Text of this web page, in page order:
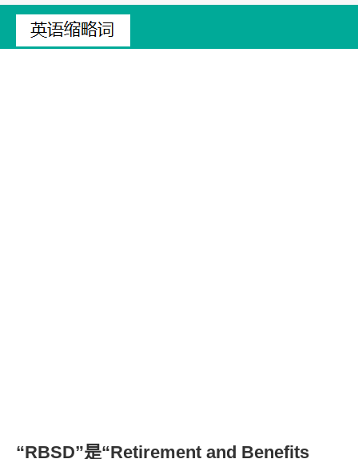
“RBSD”是“Retirement and Benefits